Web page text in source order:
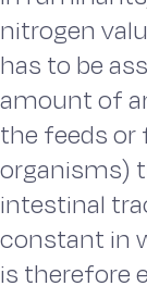
nitrogen
has to be
amount of
the feeds
organisms)
intestinal
constant in
is therefore